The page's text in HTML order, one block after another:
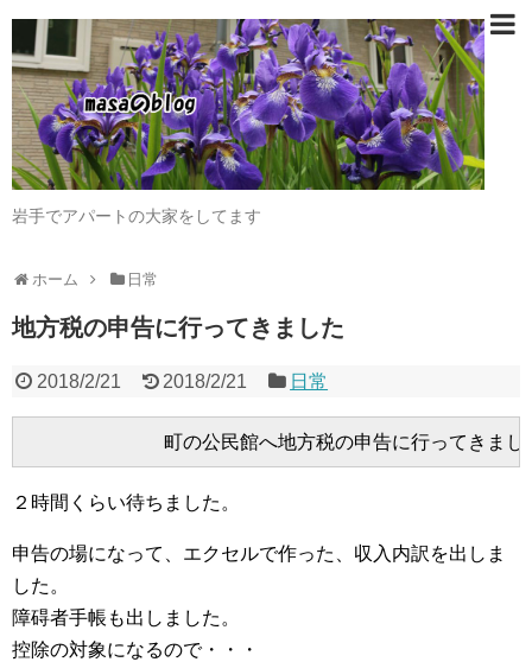
岩手でアパートの大家をしてます
ホーム 日常
地方税の申告に行ってきました
2018/2/21 2018/2/21 日常
２時間くらい待ちました。
申告の場になって、エクセルで作った、収入内訳を出しま
した。
障碍者手帳も出しました。
控除の対象になるので・・・